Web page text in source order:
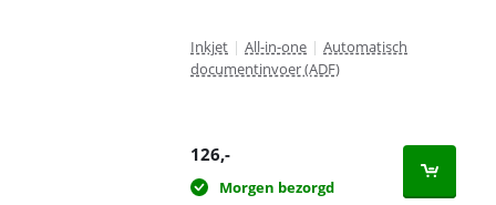
Inkjet | All-in-one | Automatisch
documentinvoer (ADF)
126,-
Morgen bezorgd